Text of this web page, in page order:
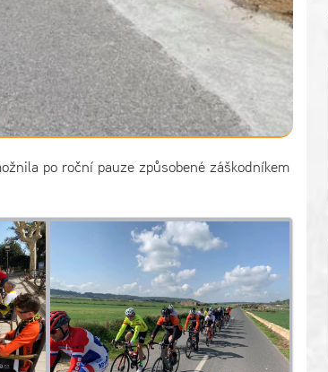
po roční pauze způsobené záškodníkem